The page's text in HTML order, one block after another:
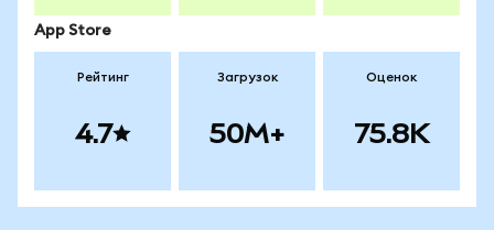
App Store
Рейтинг
4.7
Загрузок
50M+
Оценок
75.8K